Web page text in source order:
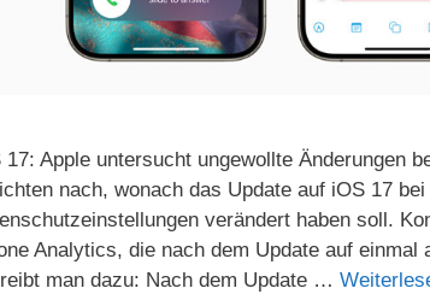
17: Apple untersucht ungewollte Änderungen
nach, wonach das Update auf iOS 17
verändert haben soll.
Analytics, die nach dem Update auf
man dazu: Nach dem Update …